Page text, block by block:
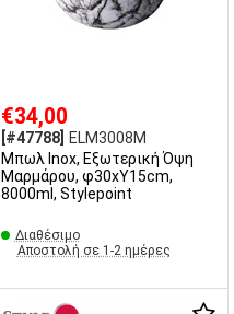
€34,00
[#47788]
ELM3008M
Μπωλ Inox, Εξωτερική Όψη
Μαρμάρου, φ30xΥ15cm,
8000ml, Stylepoint
Διαθέσιμο
Αποστολή σε 1-2 ημέρες